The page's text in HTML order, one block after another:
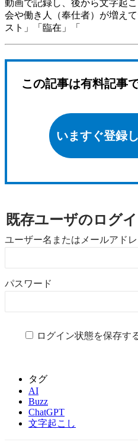
動画で記録し、後から文字起
会や働き人（奉仕者）が増え
スト」「臨在」「
この記事は有料記事で
いますぐ登録
既存ユーザのログ
ユーザー名またはメールアドレ
パスワード
ログイン状態を保存す
タグ
AI
Buzz
ChatGPT
文字起こし